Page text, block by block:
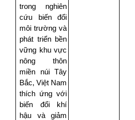
trong nghiên
cứu biến đổi
môi trường và
phát triển bền
vững khu vực
nông thôn
miền núi Tây
Bắc, Việt Nam
thích ứng với
biến đổi khí
hậu và giảm